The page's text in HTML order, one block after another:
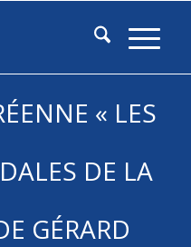
« LES
DE LA
GÉRARD